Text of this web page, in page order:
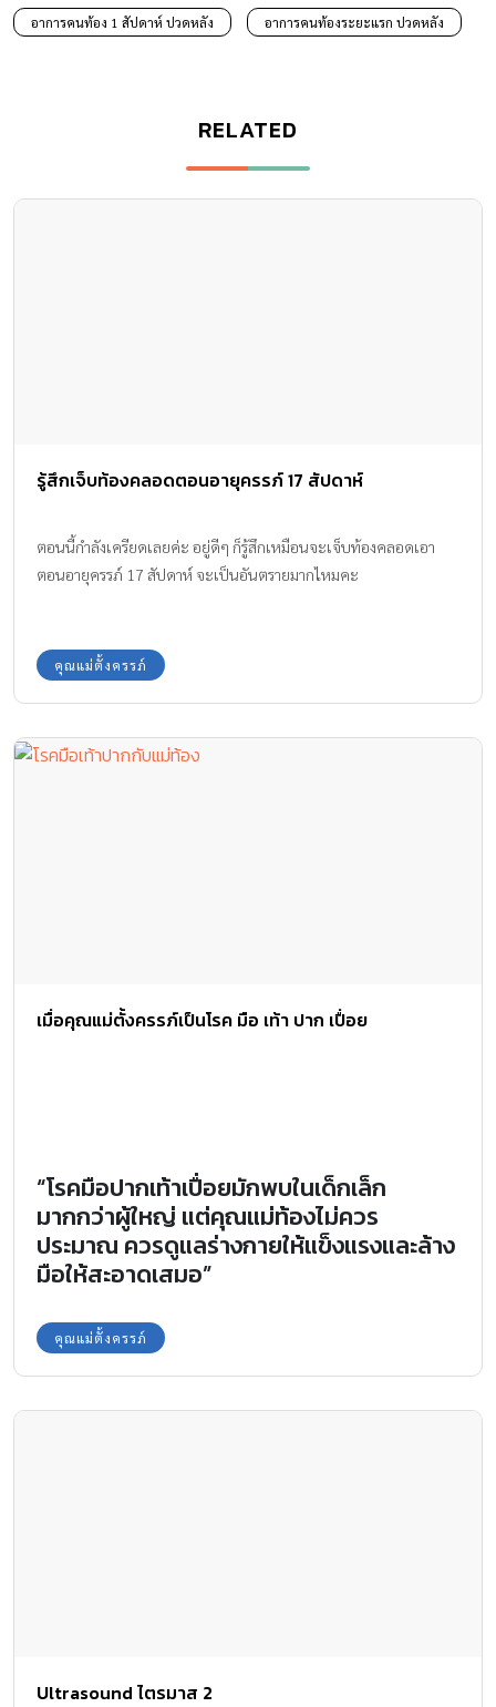
อาการคนท้อง 1 สัปดาห์ ปวดหลัง อาการคนท้องระยะแรก ปวดหลัง
RELATED
รู้สึกเจ็บท้องคลอดตอนอายุครรภ์ 17 สัปดาห์
ตอนนี้กำลังเครียดเลยค่ะ อยู่ดีๆ ก็รู้สึกเหมือนจะเจ็บท้องคลอดเอา
ตอนอายุครรภ์ 17 สัปดาห์ จะเป็นอันตรายมากไหมคะ
คุณแม่ตั้งครรภ์
เมื่อคุณแม่ตั้งครรภ์เป็นโรค มือ เท้า ปาก เปื่อย
“โรคมือปากเท้าเปื่อยมักพบในเด็กเล็ก
มากกว่าผู้ใหญ่ แต่คุณแม่ท้องไม่ควร
ประมาณ ควรดูแลร่างกายให้แข็งแรงและล้าง
มือให้สะอาดเสมอ”
คุณแม่ตั้งครรภ์
Ultrasound ไตรมาส 2